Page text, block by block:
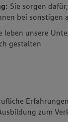
: Sie sorgen
bei
leben unsere
gestalten
zum